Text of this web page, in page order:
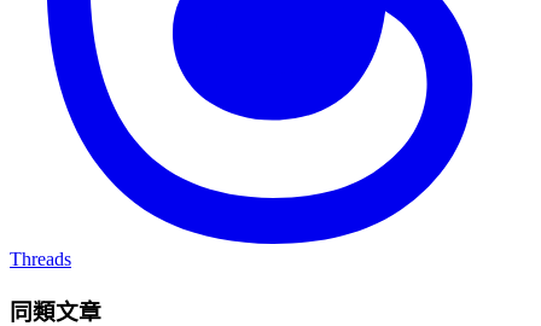
Threads
同類文章